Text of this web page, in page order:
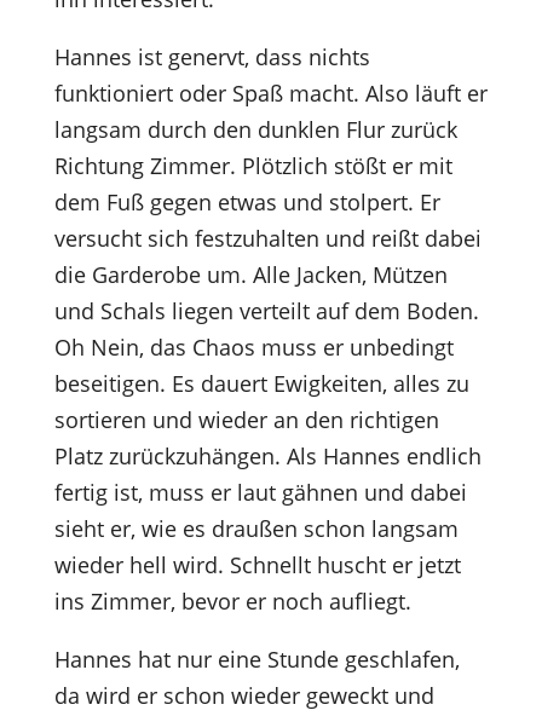
Hannes ist genervt, dass nichts
funktioniert oder Spaß macht. Also läuft er
langsam durch den dunklen Flur zurück
Richtung Zimmer. Plötzlich stößt er mit
dem Fuß gegen etwas und stolpert. Er
versucht sich festzuhalten und reißt dabei
die Garderobe um. Alle Jacken, Mützen
und Schals liegen verteilt auf dem Boden.
Oh Nein, das Chaos muss er unbedingt
beseitigen. Es dauert Ewigkeiten, alles zu
sortieren und wieder an den richtigen
Platz zurückzuhängen. Als Hannes endlich
fertig ist, muss er laut gähnen und dabei
sieht er, wie es draußen schon langsam
wieder hell wird. Schnellt huscht er jetzt
ins Zimmer, bevor er noch aufliegt.
Hannes hat nur eine Stunde geschlafen,
da wird er schon wieder geweckt und